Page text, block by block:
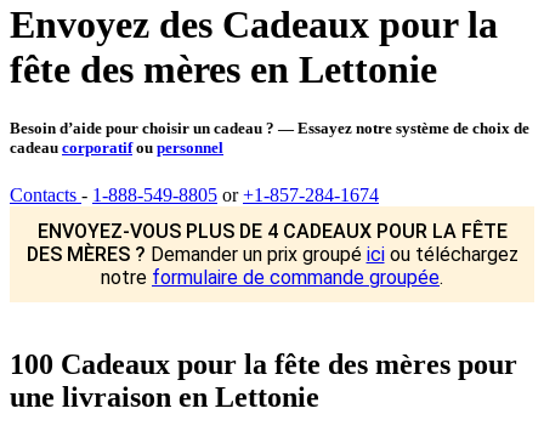
Envoyez des Cadeaux pour la
fête des mères en Lettonie
Besoin d’aide pour choisir un cadeau ? — Essayez notre système de choix de
cadeau corporatifou personnel
Contacts - 1-888-549-8805 or+1-857-284-1674
ENVOYEZ-VOUS PLUS DE 4 CADEAUX POUR LA FÊTE
DES MÈRES ? Demander un prix groupé iciou téléchargez
notre formulaire de commande groupée.
100 Cadeaux pour la fête des mères pour
une livraison en Lettonie